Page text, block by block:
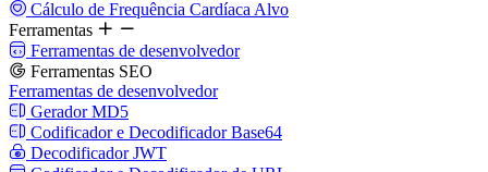
Cálculo de Frequência Cardíaca Alvo
Ferramentas
Ferramentas de desenvolvedor
Ferramentas SEO
Ferramentas de desenvolvedor
Gerador MD5
Codificador e Decodificador Base64
Decodificador JWT